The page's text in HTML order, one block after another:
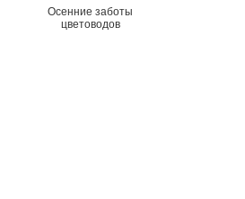
Осенние заботы
цветоводов